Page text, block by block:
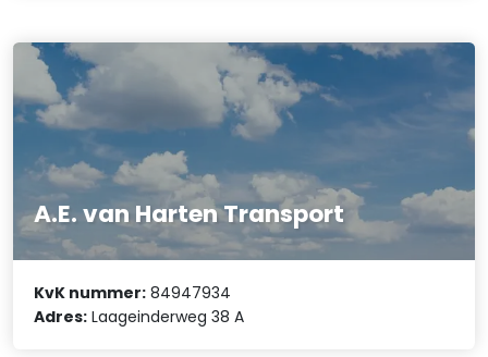
A.E. van Harten Transport
KvK nummer: 84947934
Adres: Laageinderweg 38 A